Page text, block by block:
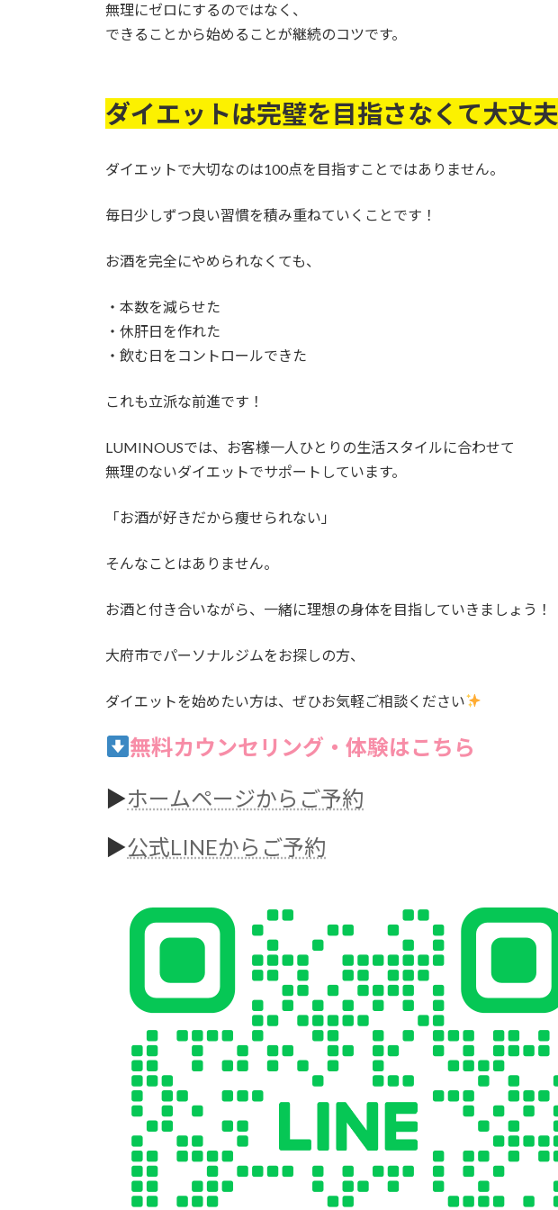
無理にゼロにするのではなく、
できることから始めることが継続のコツです。
ダイエットは完璧を目指さなくて大丈夫
ダイエットで大切なのは100点を目指すことではありません。
毎日少しずつ良い習慣を積み重ねていくことです！
お酒を完全にやめられなくても、
・本数を減らせた
・休肝日を作れた
・飲む日をコントロールできた
これも立派な前進です！
LUMINOUSでは、お客様一人ひとりの生活スタイルに合わせて
無理のないダイエットでサポートしています。
「お酒が好きだから痩せられない」
そんなことはありません。
お酒と付き合いながら、一緒に理想の身体を目指していきましょう！
大府市でパーソナルジムをお探しの方、
ダイエットを始めたい方は、ぜひお気軽ご相談ください
無料カウンセリング・体験はこちら
▶︎ホームページからご予約
▶︎公式LINEからご予約